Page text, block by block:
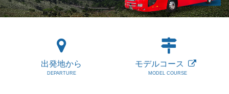
出発地から
DEPARTURE
モデルコース
MODEL COURSE